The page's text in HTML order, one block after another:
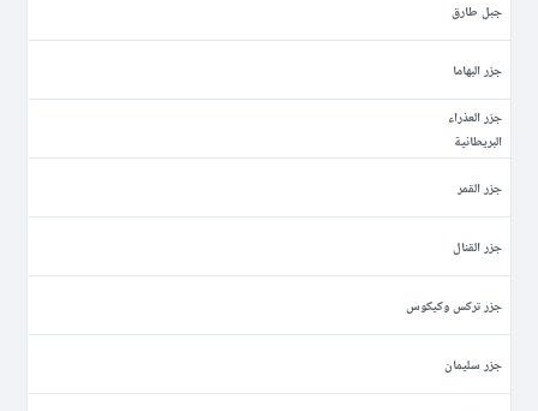
جبل طارق
جزر البهاما
جزر العذراء
البريطانية
جزر القمر
جزر القنال
جزر تركس وكيكوس
جزر سليمان